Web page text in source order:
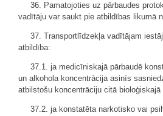
36. Pamatojoties uz pārbaudes
vadītāju var saukt pie atbildības likumā
37. Transportlīdzekļa vadītājam
atbildība:
37.1. ja medicīniskajā pārbaudē
un alkohola koncentrācija asinīs
atbilstošu koncentrāciju citā bioloģiskajā
37.2. ja konstatēta narkotisko vai